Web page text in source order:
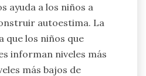
ayuda a los niños a
autoestima. La
que los niños que
informan niveles más
más bajos de